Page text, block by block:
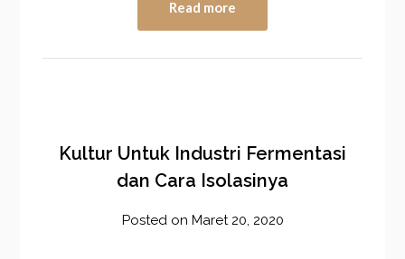
Read more
Kultur Untuk Industri Fermentasi
dan Cara Isolasinya
Posted on Maret 20, 2020